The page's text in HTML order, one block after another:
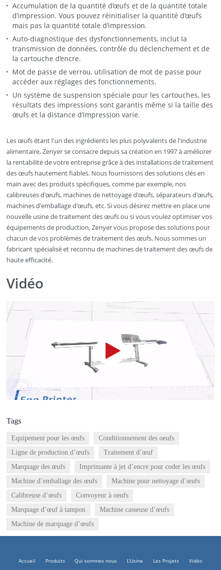
Accumulation de la quantité d’œufs et de la quantité totale
d’impression. Vous pouvez réinitialiser la quantité d’œufs
mais pas la quantité totale d’impression.
Auto-diagnostique des dysfonctionnements, inclut la
transmission de données, contrôle du déclenchement et de
la cartouche d’encre.
Mot de passe de verrou, utilisation de mot de passe pour
accéder aux réglages des fonctionnements.
Un système de suspension spéciale pour les cartouches, les
résultats des impressions sont garantis même si la taille des
œufs et la distance d’impression varie.
Les œufs étant l'un des ingrédients les plus polyvalents de l'industrie
alimentaire, Zenyer se consacre depuis sa création en 1997 à améliorer
la rentabilité de votre entreprise grâce à des installations de traitement
des œufs hautement fiables. Nous fournissons des solutions clés en
main avec des produits spécifiques, comme par exemple, nos
calibreuses d'œufs, machines de nettoyage d'œufs, séparateurs d'œufs,
machines d'emballage d'œufs, etc. Si vous désirez mettre en place une
nouvelle usine de traitement des œufs ou si vous voulez optimiser vos
équipements de production, Zenyer vous propose des solutions pour
chacun de vos problèmes de traitement des œufs. Nous sommes un
fabricant spécialisé et reconnu de machines de traitement des œufs de
haute efficacité.
Vidéo
Tags
Equipement pour les œufs
Conditionnement des oeufs
Ligne de production d’œufs
Traitement d’œuf
Marquage des œufs
Imprimante à jet d’encre pour coder les œufs
Machine d’emballage des œufs
Machine pour nettoyage d’œufs
Calibreuse d’œufs
Convoyeur à oeufs
Marquage d’œuf à tampon
Machine casseuse d’œufs
Machine de marquage d’œufs
Accueil Produits Qui sommes nous L'Usine Les Projets
Vidéo